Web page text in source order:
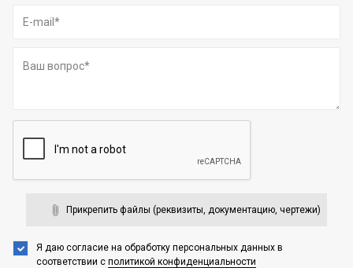
Прикрепить файлы (реквизиты, документацию, чертежи)
Я даю согласие на обработку персональных данных в
соответствии с политикой конфиденциальности